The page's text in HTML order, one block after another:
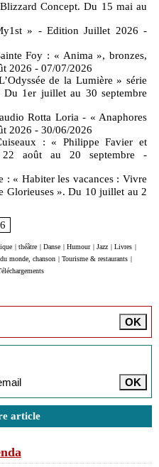
Concept. Du 15 mai au
» - Edition Juillet 2026 -
Foy : « Anima », bronzes,
2026 - 07/07/2026
de la Lumière » série
1er juillet au 30 septembre
Rotta Loria - « Anaphores
2026 - 30/06/2026
: « Philippe Favier et
août au 20 septembre
-
: « Habiter les vacances : Vivre
Glorieuses ». Du 10 juillet au 2
théâtre Danse Humour Jazz Livres
monde, chanson Tourisme & restaurants
article